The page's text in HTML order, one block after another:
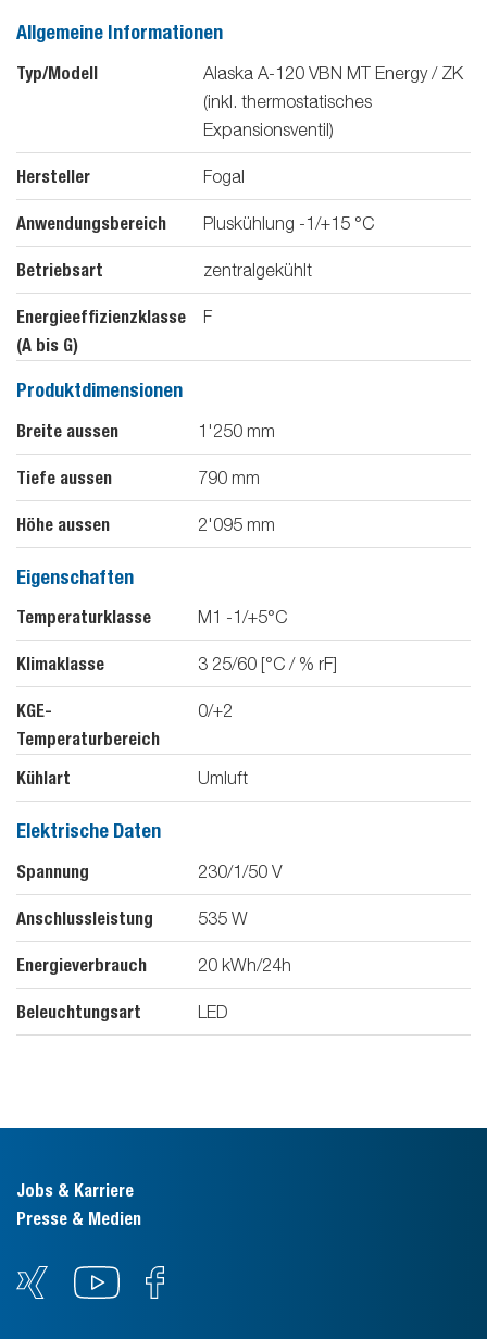
Allgemeine Informationen
Typ/Modell
Alaska A-120 VBN MT Energy / ZK
(inkl. thermostatisches
Expansionsventil)
Hersteller Fogal
Anwendungsbereich Pluskühlung -1/+15 °C
Betriebsart zentralgekühlt
Energieeffizienzklasse
(A bis G)
F
Produktdimensionen
Breite aussen 1'250 mm
Tiefe aussen 790 mm
Höhe aussen 2'095 mm
Eigenschaften
Temperaturklasse M1 -1/+5°C
Klimaklasse 3 25/60 [°C / % rF]
KGE-
Temperaturbereich
0/+2
Kühlart Umluft
Elektrische Daten
Spannung 230/1/50 V
Anschlussleistung 535 W
Energieverbrauch 20 kWh/24h
Beleuchtungsart LED
Jobs & Karriere
Presse & Medien